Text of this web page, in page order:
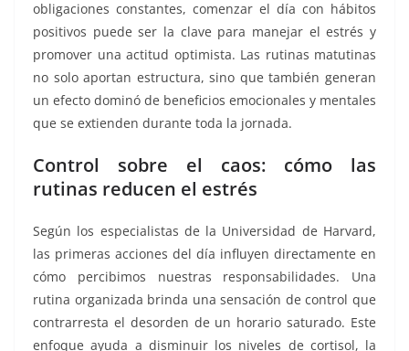
obligaciones constantes, comenzar el día con hábitos
positivos puede ser la clave para manejar el estrés y
promover una actitud optimista. Las rutinas matutinas
no solo aportan estructura, sino que también generan
un efecto dominó de beneficios emocionales y mentales
que se extienden durante toda la jornada.
Control sobre el caos: cómo las
rutinas reducen el estrés
Según los especialistas de la Universidad de Harvard,
las primeras acciones del día influyen directamente en
cómo percibimos nuestras responsabilidades. Una
rutina organizada brinda una sensación de control que
contrarresta el desorden de un horario saturado. Este
enfoque ayuda a disminuir los niveles de cortisol, la